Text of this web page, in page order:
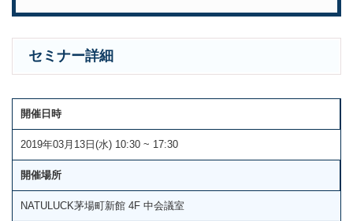
セミナー詳細
開催日時
2019年03月13日(水) 10:30 ~ 17:30
開催場所
NATULUCK茅場町新館 4F 中会議室